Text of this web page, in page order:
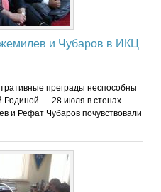
и Чубаров в ИКЦ
преграды неспособны
Родиной — 28 июля в стенах
и Рефат Чубаров почувствовали